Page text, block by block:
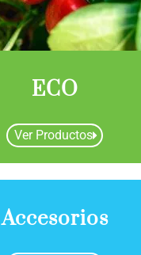
ECO
Ver Productos
Accesorios